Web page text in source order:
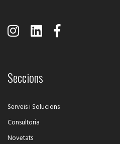
Seccions
Serveis i Solucions
Consultoria
Novetats